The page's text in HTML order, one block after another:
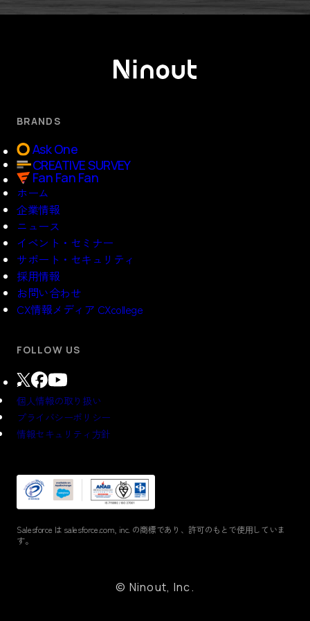
BRANDS
Ask One
CREATIVE SURVEY
Fan Fan Fan
ホーム
企業情報
ニュース
イベント・セミナー
サポート・セキュリティ
採用情報
お問い合わせ
CX情報メディア CXcollege
FOLLOW US
Salesforce は salesforce.com, inc. の商標であり、許可のもとで使⽤していま
す。
© Ninout, Inc.
個人情報の取り扱い
プライバシーポリシー
情報セキュリティ方針